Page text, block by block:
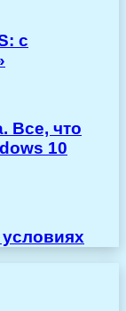
с
Все, что
10